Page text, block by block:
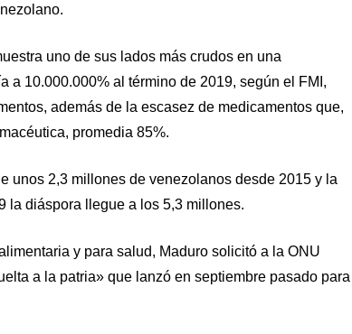
uno de sus lados más crudos en una
a 10.000.000% al término de 2019, según el FMI,
además de la escasez de medicamentos que,
promedia 85%.
unos 2,3 millones de venezolanos desde 2015 y la
la diáspora llegue a los 5,3 millones.
y para salud, Maduro solicitó a la ONU
a la patria» que lanzó en septiembre pasado para